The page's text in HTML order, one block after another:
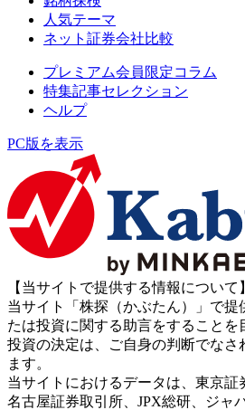
人気テーマ
ネット証券会社比較
プレミアム会員限定コラム
特集記事セレクション
ヘルプ
PC版を表示
【当サイトで提供する情報について】
当サイト「株探（かぶたん）」で提
たは投資に関する助言をすることを
投資の決定は、ご自身の判断でなさ
ます。
当サイトにおけるデータは、東京証
名古屋証券取引所、JPX総研、ジャ